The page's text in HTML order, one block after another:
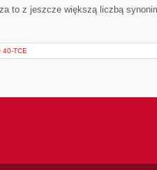
to z jeszcze większą liczbą
40-TCE